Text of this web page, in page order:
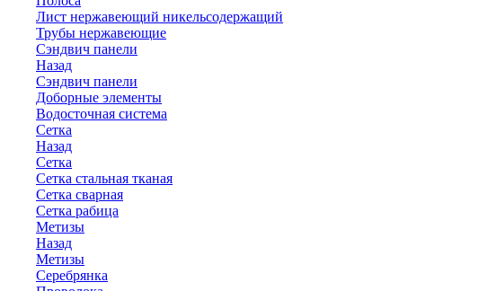
Лист нержавеющий никельсодержащий
Трубы нержавеющие
Сэндвич панели
Назад
Сэндвич панели
Доборные элементы
Водосточная система
Сетка
Назад
Сетка
Сетка стальная тканая
Сетка сварная
Сетка рабица
Метизы
Назад
Метизы
Серебрянка